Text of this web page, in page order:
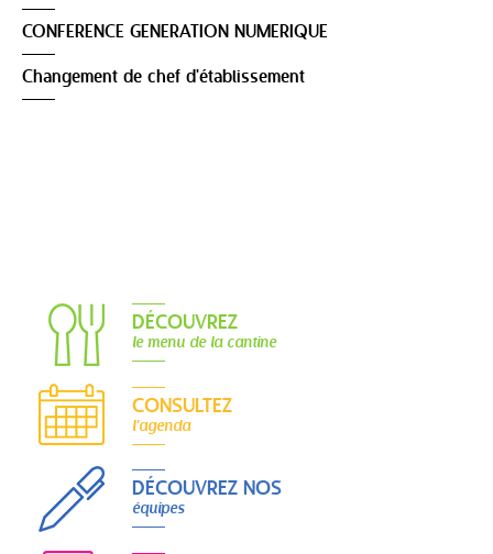
CONFERENCE GENERATION NUMERIQUE
Changement de chef d'établissement
DÉCOUVREZ
le menu de la cantine
CONSULTEZ
l'agenda
DÉCOUVREZ NOS
équipes